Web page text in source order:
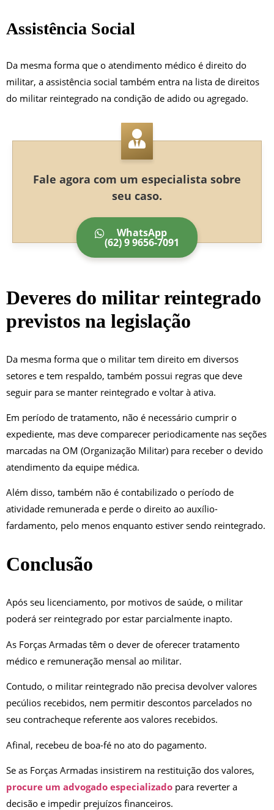
Assistência Social
Da mesma forma que o atendimento médico é direito do
militar, a assistência social também entra na lista de direitos
do militar reintegrado na condição de adido ou agregado.
Fale agora com um especialista sobre
seu caso.
WhatsApp
(62) 9 9656-7091
Deveres do militar reintegrado
previstos na legislação
Da mesma forma que o militar tem direito em diversos
setores e tem respaldo, também possui regras que deve
seguir para se manter reintegrado e voltar à ativa.
Em período de tratamento, não é necessário cumprir o
expediente, mas deve comparecer periodicamente nas seções
marcadas na OM (Organização Militar) para receber o devido
atendimento da equipe médica.
Além disso, também não é contabilizado o período de
atividade remunerada e perde o direito ao auxílio-
fardamento, pelo menos enquanto estiver sendo reintegrado.
Conclusão
Após seu licenciamento, por motivos de saúde, o militar
poderá ser reintegrado por estar parcialmente inapto.
As Forças Armadas têm o dever de oferecer tratamento
médico e remuneração mensal ao militar.
Contudo, o militar reintegrado não precisa devolver valores
pecúlios recebidos, nem permitir descontos parcelados no
seu contracheque referente aos valores recebidos.
Afinal, recebeu de boa-fé no ato do pagamento.
Se as Forças Armadas insistirem na restituição dos valores,
procure um advogado especializado para reverter a
decisão e impedir prejuízos financeiros.